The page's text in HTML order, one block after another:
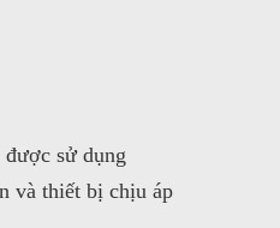
sử dụng
và thiết bị chịu áp